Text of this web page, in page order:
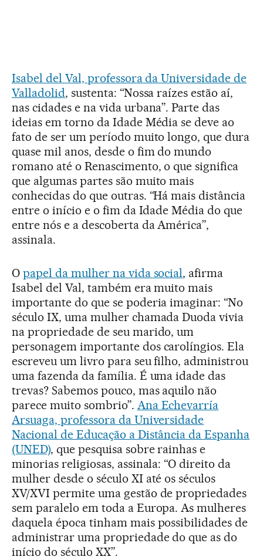
Isabel del Val, professora da Universidade de
Valladolid, sustenta: “Nossa raízes estão aí,
nas cidades e na vida urbana”. Parte das
ideias em torno da Idade Média se deve ao
fato de ser um período muito longo, que dura
quase mil anos, desde o fim do mundo
romano até o Renascimento, o que significa
que algumas partes são muito mais
conhecidas do que outras. “Há mais distância
entre o início e o fim da Idade Média do que
entre nós e a descoberta da América”,
assinala.
O papel da mulher na vida social, afirma
Isabel del Val, também era muito mais
importante do que se poderia imaginar: “No
século IX, uma mulher chamada Duoda vivia
na propriedade de seu marido, um
personagem importante dos carolíngios. Ela
escreveu um livro para seu filho, administrou
uma fazenda da família. É uma idade das
trevas? Sabemos pouco, mas aquilo não
parece muito sombrio”. Ana Echevarría
Arsuaga, professora da Universidade
Nacional de Educação a Distância da Espanha
(UNED), que pesquisa sobre rainhas e
minorias religiosas, assinala: “O direito da
mulher desde o século XI até os séculos
XV/XVI permite uma gestão de propriedades
sem paralelo em toda a Europa. As mulheres
daquela época tinham mais possibilidades de
administrar uma propriedade do que as do
início do século XX”.